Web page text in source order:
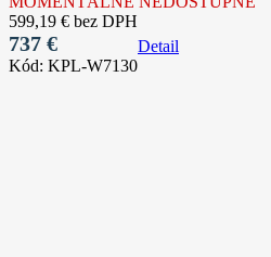
599,19 € bez DPH
737 €
Detail
Kód: KPL-W7130